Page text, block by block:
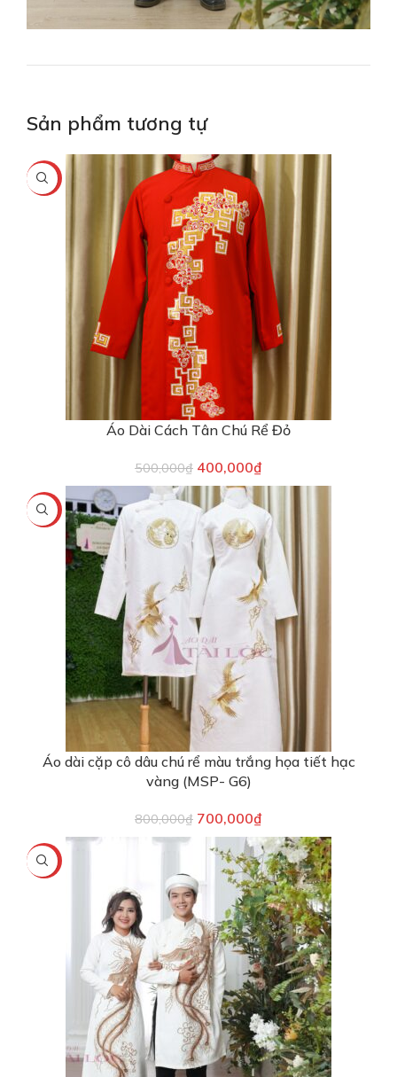
Sản phẩm tương tự
-20%
Áo Dài Cách Tân Chú Rể Đỏ
500,000₫ 400,000₫
-13%
Áo dài cặp cô dâu chú rể màu trắng họa tiết hạc
vàng (MSP- G6)
800,000₫ 700,000₫
-13%